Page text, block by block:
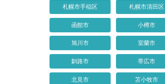
札幌市手稲区 札幌市清田区
函館市 小樽市
旭川市 室蘭市
釧路市 帯広市
北見市 苫小牧市